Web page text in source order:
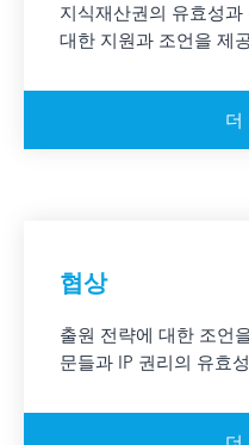
지식재산권의 유효성
대한 지원과 조언을 제
더
협상
출원 전략에 대한 조언
문들과 IP 권리의 유효